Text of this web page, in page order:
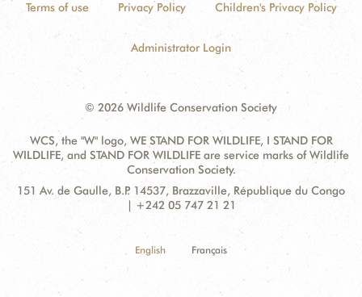
Terms of use Privacy Policy Children's Privacy Policy
Administrator Login
© 2026 Wildlife Conservation Society
WCS, the "W" logo, WE STAND FOR WILDLIFE, I STAND FOR
WILDLIFE, and STAND FOR WILDLIFE are service marks of Wildlife
Conservation Society.
Contact
Address:
151 Av. de Gaulle, B.P. 14537, Brazzaville, République du Congo
| +242 05 747 21 21
English Français